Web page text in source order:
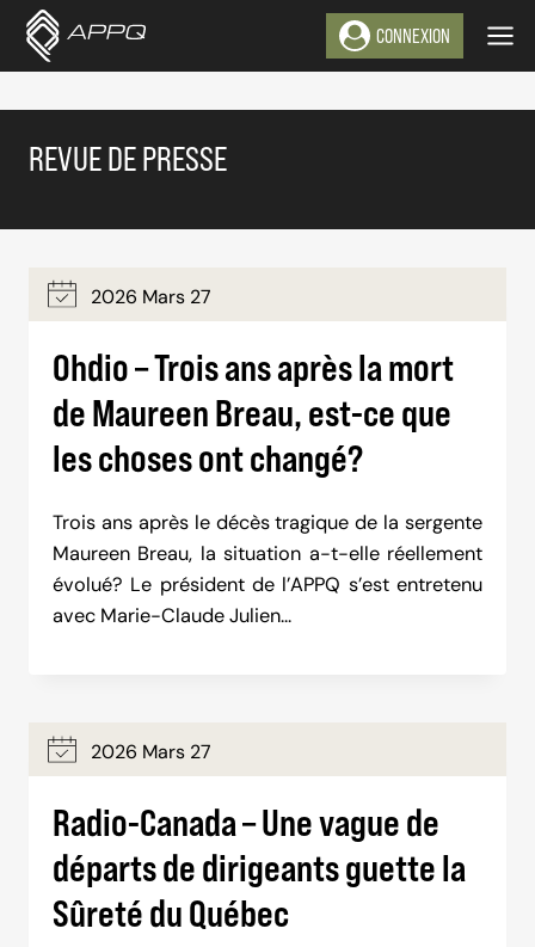
Aller
contenu
CONNEXION
REVUE DE PRESSE
2026 Mars 27
Ohdio – Trois ans après la mort
de Maureen Breau, est-ce que
les choses ont changé?
Trois ans après le décès tragique de la sergente
Maureen Breau, la situation a-t-elle réellement
évolué? Le président de l’APPQ s’est entretenu
avec Marie-Claude Julien…
2026 Mars 27
Radio-Canada – Une vague de
départs de dirigeants guette la
Sûreté du Québec